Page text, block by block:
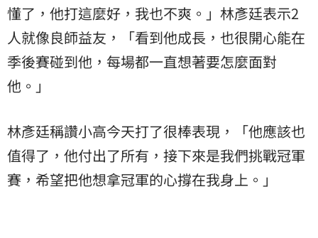
懂了，他打這麼好，我也不爽。」林彥廷表示2
人就像良師益友，「看到他成長，也很開心能在
季後賽碰到他，每場都一直想著要怎麼面對
他。」
林彥廷稱讚小高今天打了很棒表現，「他應該也
值得了，他付出了所有，接下來是我們挑戰冠軍
賽，希望把他想拿冠軍的心撐在我身上。」